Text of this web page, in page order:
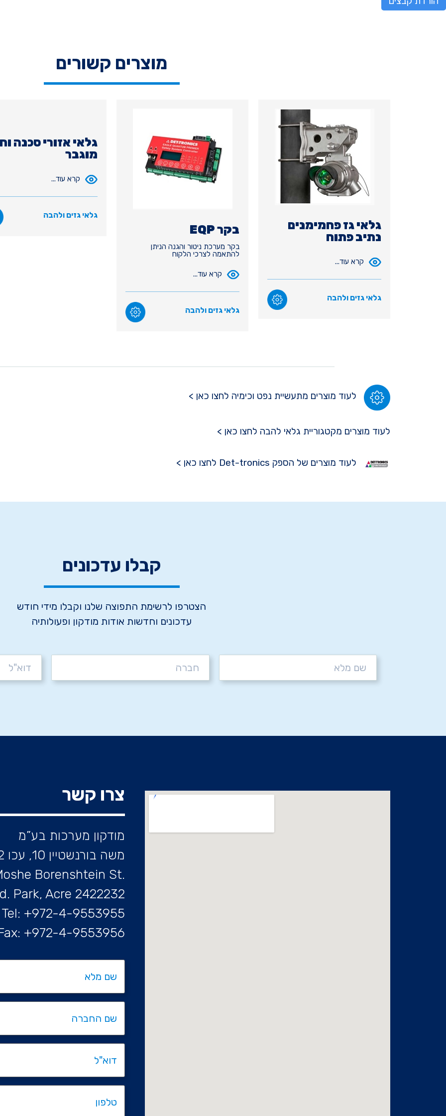
מוצרים קשורים
גלאי גז פחמימנים
נתיב פתוח
קרא עוד...
גלאי גזים ולהבה
בקר EQP
בקר מערכת ניטור והגנה הניתן
להתאמה לצרכי הלקוח
קרא עוד...
גלאי גזים ולהבה
גלאי אזורי סכנה
מוגבר
קרא עוד...
גלאי גזים ולהבה
לעוד מוצרים מתעשיית נפט וכימיה לחצו כאן >
לעוד מוצרים מקטגוריית גלאי להבה לחצו כאן >
לעוד מוצרים של הספק Det-tronics לחצו כאן >
קבלו עדכונים
הצטרפו לרשימת התפוצה שלנו וקבלו מידי חודש
עדכונים וחדשות אודות מודקון ופעולותיה
צרו קשר
מודקון מערכות בע”מ
משה בורנשטיין 10, עכו 2422232
.Moshe Borenshtein St
Park, Acre 2422232
Tel: +972-4-9553955
+972-4-9553956